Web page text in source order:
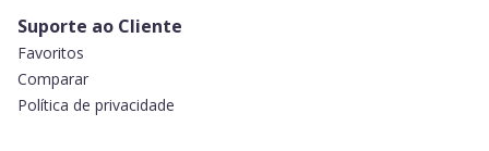
Suporte ao Cliente
Favoritos
Comparar
Política de privacidade